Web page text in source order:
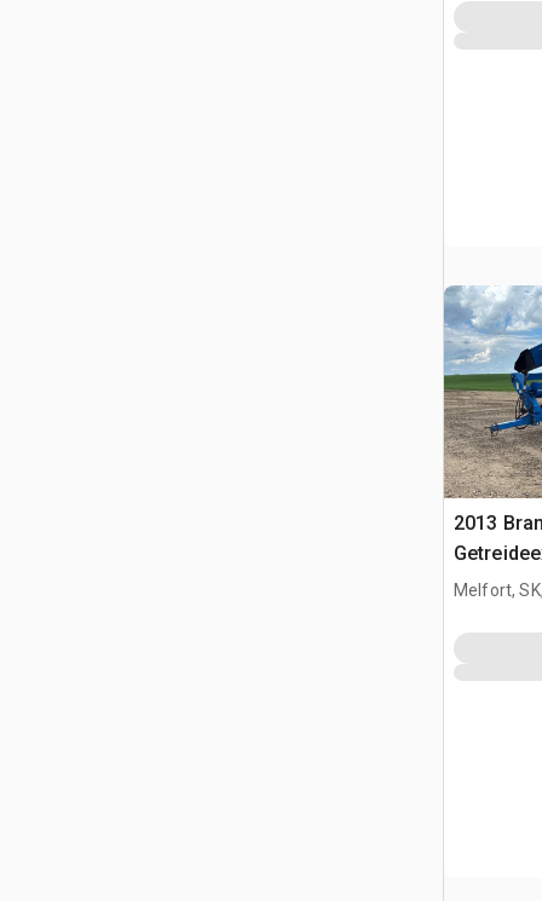
2013
Melfort,